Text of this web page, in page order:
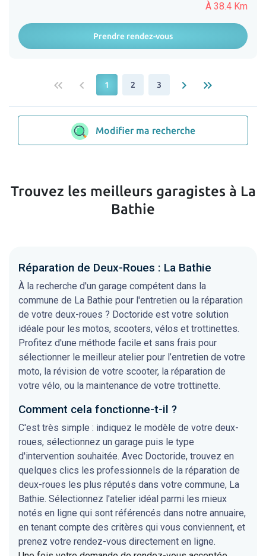
À 38.4 Km
Prendre rendez-vous
keyboard_double_arrow_left keyboard_arrow_left 1 2 3 keyboard_arrow_right keyboard_double_arrow_right
Modifier ma recherche
Trouvez les meilleurs garagistes à La
Bathie
Réparation de Deux-Roues : La Bathie
À la recherche d'un garage compétent dans la
commune de La Bathie pour l'entretien ou la réparation
de votre deux-roues ? Doctoride est votre solution
idéale pour les motos, scooters, vélos et trottinettes.
Profitez d'une méthode facile et sans frais pour
sélectionner le meilleur atelier pour l’entretien de votre
moto, la révision de votre scooter, la réparation de
votre vélo, ou la maintenance de votre trottinette.
Comment cela fonctionne-t-il ?
C'est très simple : indiquez le modèle de votre deux-
roues, sélectionnez un garage puis le type
d'intervention souhaitée. Avec Doctoride, trouvez en
quelques clics les professionnels de la réparation de
deux-roues les plus réputés dans votre commune, La
Bathie. Sélectionnez l'atelier idéal parmi les mieux
notés en ligne qui sont référencés dans notre annuaire,
en tenant compte des critères qui vous conviennent, et
prenez votre rendez-vous directement en ligne.